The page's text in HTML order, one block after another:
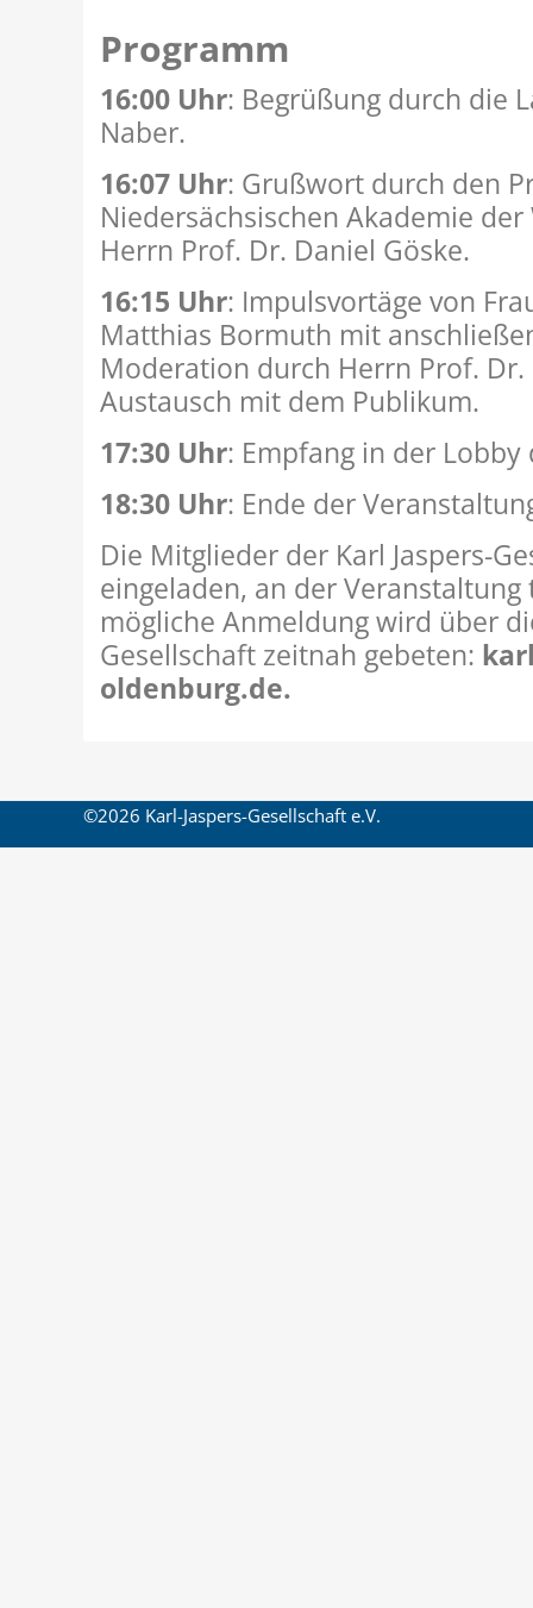
Programm
16:00 Uhr: Begrüßung durch die
Naber.
16:07 Uhr: Grußwort durch den
Niedersächsischen Akademie
Herrn Prof. Dr. Daniel Göske.
16:15 Uhr: Impulsvortäge von
Matthias Bormuth mit
Moderation durch Herrn Prof.
Austausch mit dem Publikum.
17:30 Uhr: Empfang in der Lobby
18:30 Uhr: Ende der
Die Mitglieder der Karl Jaspers-
eingeladen, an der
mögliche Anmeldung wird über
Gesellschaft zeitnah gebeten:
oldenburg.de.
©2026 Karl-Jaspers-Gesellschaft e.V.